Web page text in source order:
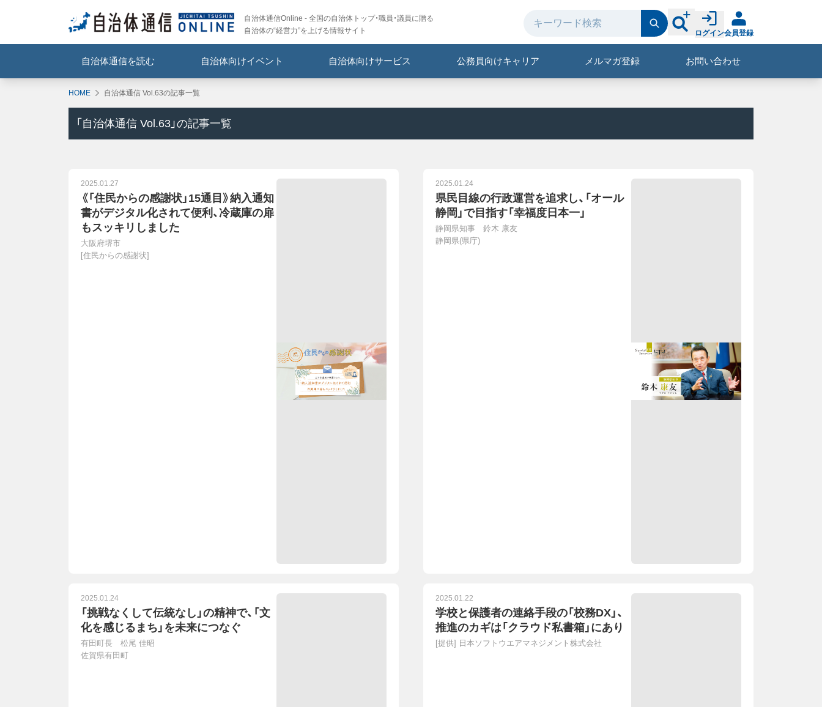
自治体通信Online - 全国の自治体トップ・職員・議員に贈る
自治体の“経営力”を上げる情報サイト
ログイン会員登録
自治体通信を読む 自治体向けイベント 自治体向けサービス 公務員向けキャリア メルマガ登録 お問い合わせ
HOME 自治体通信 Vol.63の記事一覧
「 自治体通信 Vol.63 」の記事一覧
2025.01.27
《「住民からの感謝状」15通目》納入通知
書がデジタル化されて便利、冷蔵庫の扉
もスッキリしました
大阪府堺市
[住民からの感謝状]
2025.01.24
県民目線の行政運営を追求し、「オール
静岡」で目指す「幸福度日本一」
静岡県知事 鈴木 康友
静岡県(県庁)
2025.01.24
「挑戦なくして伝統なし」の精神で、「文
化を感じるまち」を未来につなぐ
有田町長 松尾 佳昭
佐賀県有田町
2025.01.22
学校と保護者の連絡手段の「校務DX」、
推進のカギは「クラウド私書箱」にあり
[提供] 日本ソフトウエアマネジメント株式会社